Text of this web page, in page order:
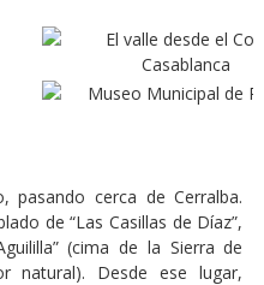
pasando cerca de Cerralba.
de “Las Casillas de Díaz”,
(cima de la Sierra de
natural). Desde ese lugar,